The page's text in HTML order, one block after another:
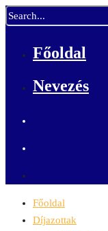
Főoldal
Nevezés
Főoldal
Díjazottak